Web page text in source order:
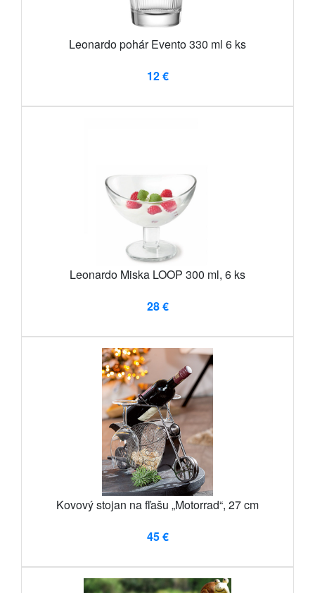
Leonardo pohár Evento 330 ml 6 ks
12 €
Leonardo Miska LOOP 300 ml, 6 ks
28 €
Kovový stojan na fľašu „Motorrad“, 27 cm
45 €